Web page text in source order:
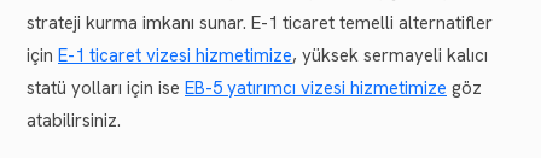
strateji kurma imkanı sunar. E-1 ticaret temelli alternatifler
için E-1 ticaret vizesi hizmetimize, yüksek sermayeli kalıcı
statü yolları için ise EB-5 yatırımcı vizesi hizmetimize göz
atabilirsiniz.